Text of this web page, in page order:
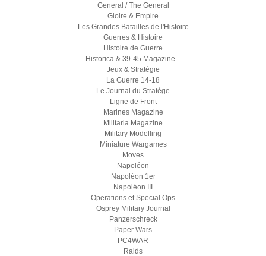
General / The General
Gloire & Empire
Les Grandes Batailles de l'Histoire
Guerres & Histoire
Histoire de Guerre
Historica & 39-45 Magazine...
Jeux & Stratégie
La Guerre 14-18
Le Journal du Stratège
Ligne de Front
Marines Magazine
Militaria Magazine
Military Modelling
Miniature Wargames
Moves
Napoléon
Napoléon 1er
Napoléon III
Operations et Special Ops
Osprey Military Journal
Panzerschreck
Paper Wars
PC4WAR
Raids